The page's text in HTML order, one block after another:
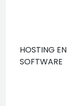
HOSTING EN
SOFTWARE